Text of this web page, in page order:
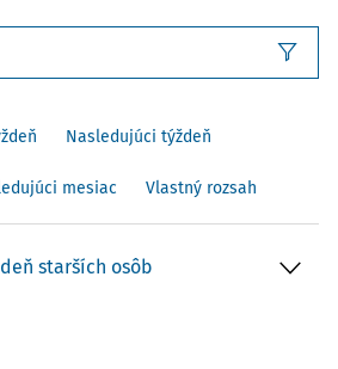
Nasledujúci týždeň
mesiac Vlastný rozsah
starších osôb